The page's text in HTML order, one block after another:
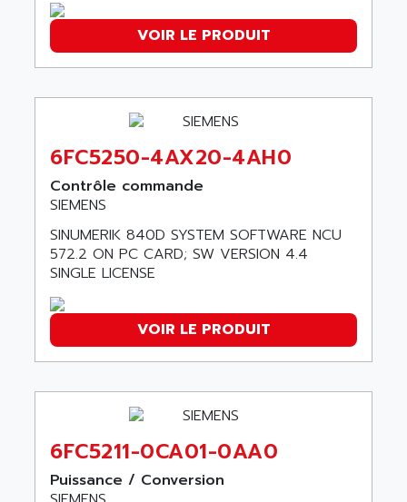
COMBIVERT
COMBIVERT S4
VSF
TI-305
SMTBSI
SIMATIC PC
DPH
STATOVAR
UCD
SIMOREG K
ALIMENTATION
DIGIPLAN
ZELIO
SIMATIC S5-95F
ANDERSON POWER PRODUCTS
ANDERSON-NEGELE
ANELEC
ANIME
ANIOS
ANKAM
ANKER
ANRITSU
ANSALDO
ANSELL
ANSMANN
ANSYCO
ANTEK INSTRUMENTS
ANUVA TECHNOLOGIES
VOIR LE PRODUIT
6FC5250-4AX20-4AH0
Contrôle commande
SIEMENS
SINUMERIK 840D SYSTEM SOFTWARE NCU
572.2 ON PC CARD; SW VERSION 4.4
SINGLE LICENSE
VOIR LE PRODUIT
6FC5211-0CA01-0AA0
Puissance / Conversion